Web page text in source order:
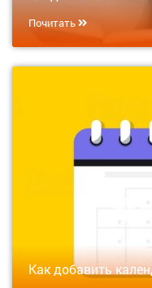
Почитать
Как добавить